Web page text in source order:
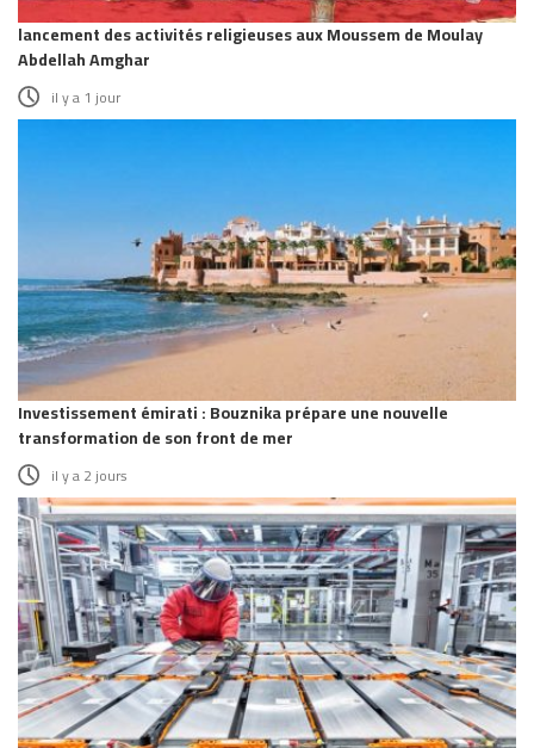
lancement des activités religieuses aux Moussem de Moulay
Abdellah Amghar
il y a 1 jour
Investissement émirati : Bouznika prépare une nouvelle
transformation de son front de mer
il y a 2 jours